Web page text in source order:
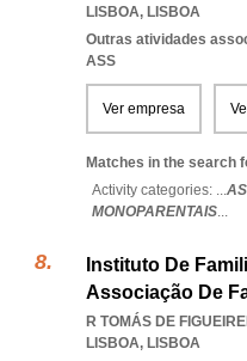
LISBOA, LISBOA
Outras atividades
ASS
Ver empresa
Matches in the search
Activity categories: ...
MONOPARENTAIS...
Instituto De
Associação De
R TOMÁS DE
LISBOA, LISBOA